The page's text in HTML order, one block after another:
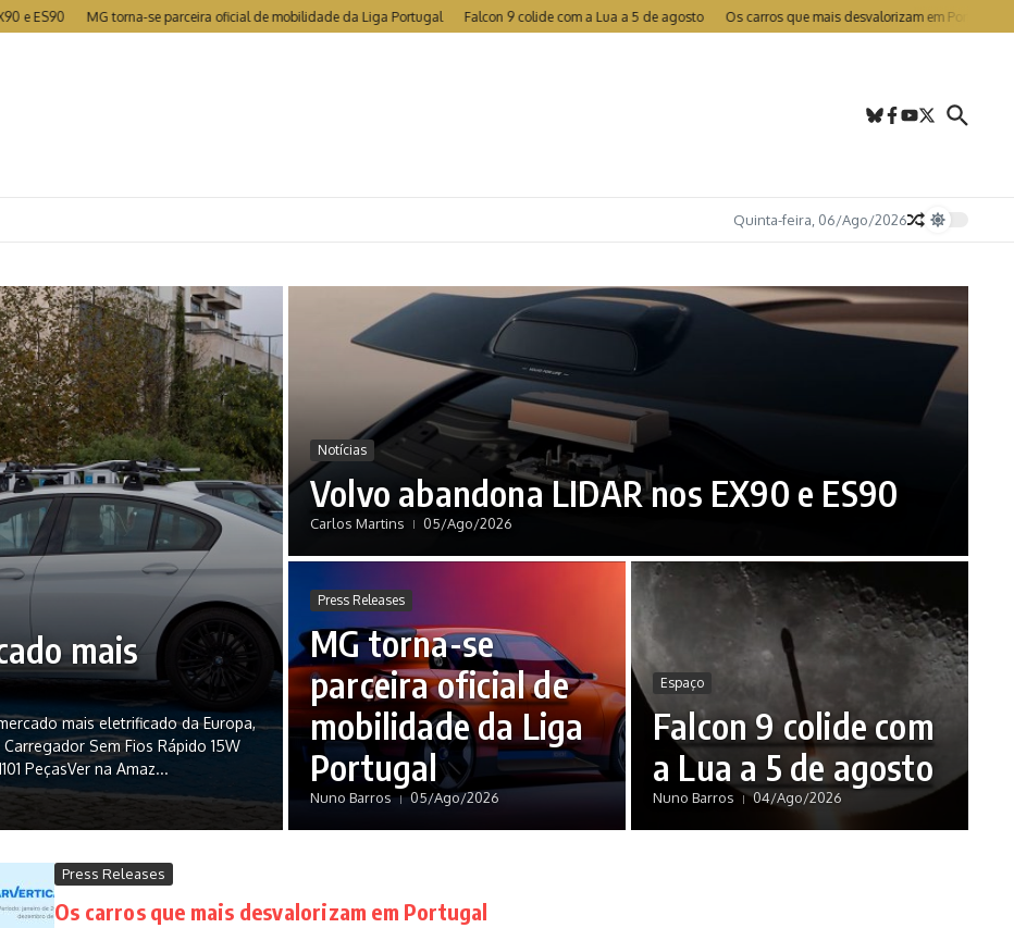
MG torna-se parceira oficial de mobilidade da Liga Portugal Falcon 9 colide com a Lua a 5 de agosto Os carros que mais desvalorizam em Portugal
Quinta-feira, 06/Ago/2026
mais
mais eletrificado da Europa,
Sem Fios Rápido 15W
PeçasVer na Amaz...
Notícias
Volvo abandona LIDAR nos EX90 e ES90
Carlos Martins 05/Ago/2026
Press Releases
MG torna-se
parceira oficial de
mobilidade da Liga
Portugal
Nuno Barros 05/Ago/2026
Espaço
Falcon 9 colide com
a Lua a 5 de agosto
Nuno Barros 04/Ago/2026
Press Releases
Os carros que mais desvalorizam em Portugal